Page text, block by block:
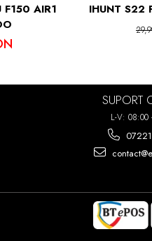
F150 AIR1
IHUNT S22
SUPORT
L-V: 08:00